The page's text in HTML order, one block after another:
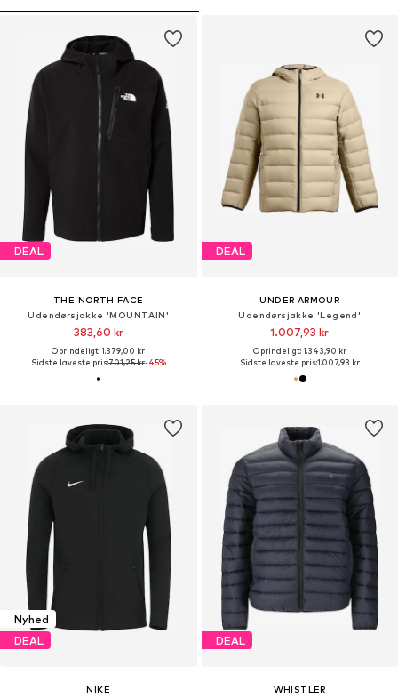
DEAL
THE NORTH FACE
Udendørsjakke 'MOUNTAIN'
383,60 kr
Oprindeligt: 1.379,00 kr
Sidste laveste pris:701,25 kr-45%
DEAL
UNDER ARMOUR
Udendørsjakke 'Legend'
1.007,93 kr
Oprindeligt: 1.343,90 kr
Sidste laveste pris:1.007,93 kr
Nyhed
DEAL
NIKE
DEAL
WHISTLER